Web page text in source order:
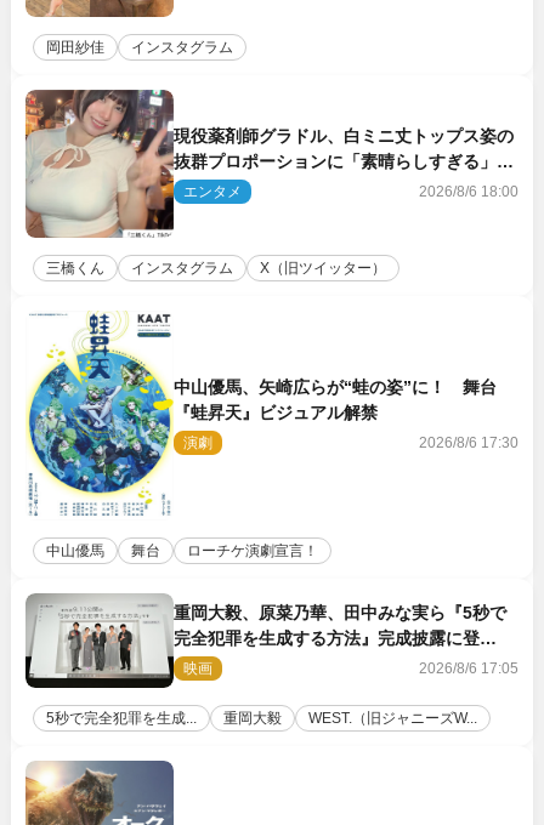
岡田紗佳 インスタグラム
現役薬剤師グラドル、白ミニ丈トップス姿の
抜群プロポーションに「素晴らしすぎる」
「すっっっご！」とネット絶賛
エンタメ 2026/8/6 18:00
三橋くん インスタグラム X（旧ツイッター）
中山優馬、矢崎広らが“蛙の姿”に！ 舞台
『蛙昇天』ビジュアル解禁
演劇 2026/8/6 17:30
中山優馬 舞台 ローチケ演劇宣言！
重岡大毅、原菜乃華、田中みな実ら『5秒で
完全犯罪を生成する方法』完成披露に登
壇！ それぞれのAI活用術も発表
映画 2026/8/6 17:05
5秒で完全犯罪を生成... 重岡大毅 WEST.（旧ジャニーズW...